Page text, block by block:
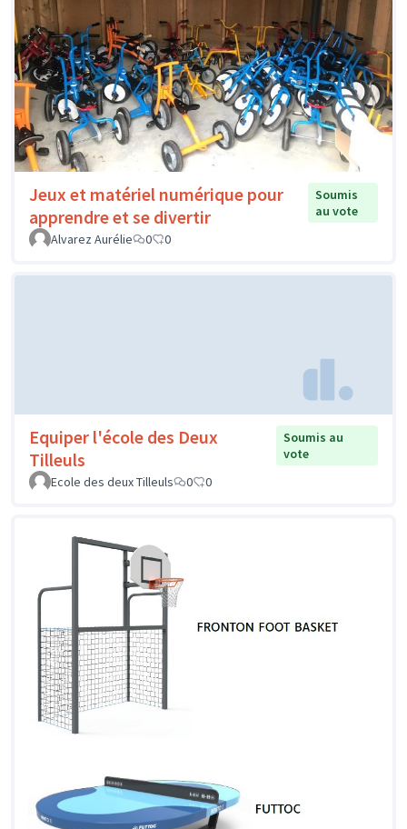
Jeux et matériel numérique pour
apprendre et se divertir
Soumis
au vote
Alvarez Aurélie
0 0
Equiper l'école des Deux
Tilleuls
Soumis au
vote
Ecole des deux Tilleuls
0 0